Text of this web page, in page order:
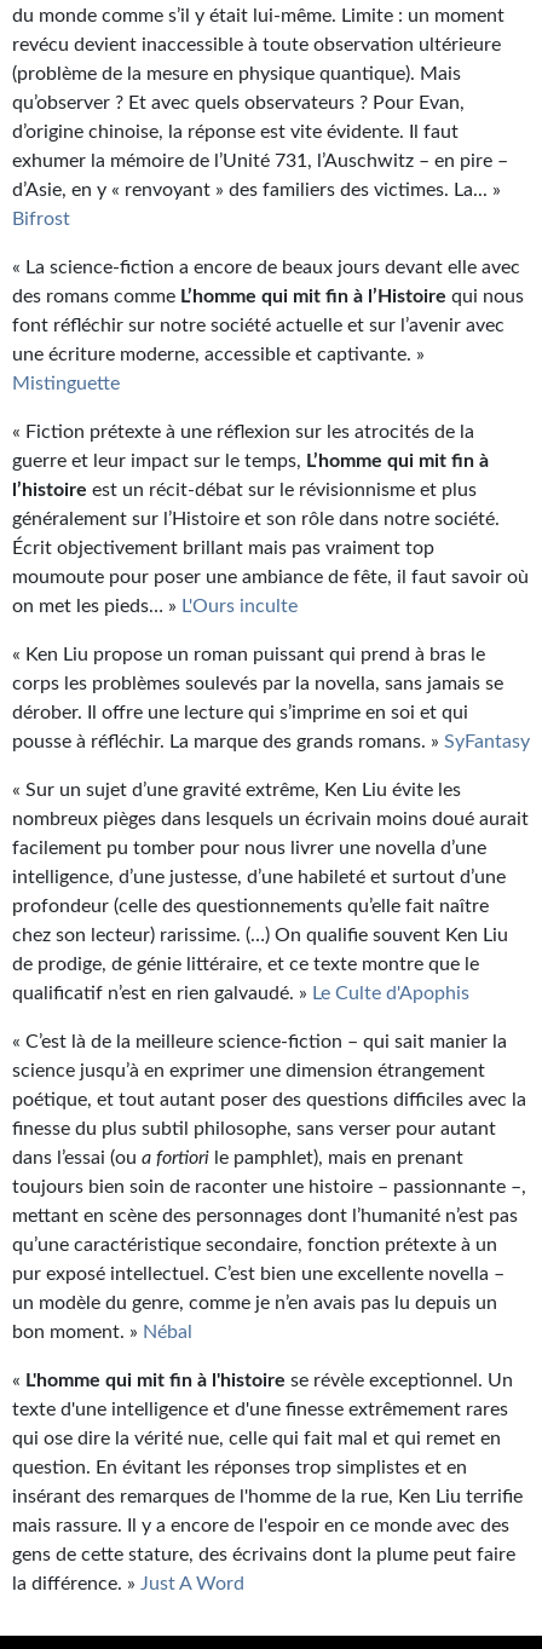
du monde comme s’il y était lui-même. Limite : un moment
revécu devient inaccessible à toute observation ultérieure
(problème de la mesure en physique quantique). Mais
qu’observer ? Et avec quels observateurs ? Pour Evan,
d’origine chinoise, la réponse est vite évidente. Il faut
exhumer la mémoire de l’Unité 731, l’Auschwitz – en pire –
d’Asie, en y « renvoyant » des familiers des victimes. La... »
Bifrost
« La science-fiction a encore de beaux jours devant elle avec
des romans comme L’homme qui mit fin à l’Histoire qui nous
font réfléchir sur notre société actuelle et sur l’avenir avec
une écriture moderne, accessible et captivante. »
Mistinguette
« Fiction prétexte à une réflexion sur les atrocités de la
guerre et leur impact sur le temps, L’homme qui mit fin à
l’histoire est un récit-débat sur le révisionnisme et plus
généralement sur l’Histoire et son rôle dans notre société.
Écrit objectivement brillant mais pas vraiment top
moumoute pour poser une ambiance de fête, il faut savoir où
on met les pieds… » L'Ours inculte
« Ken Liu propose un roman puissant qui prend à bras le
corps les problèmes soulevés par la novella, sans jamais se
dérober. Il offre une lecture qui s’imprime en soi et qui
pousse à réfléchir. La marque des grands romans. » SyFantasy
« Sur un sujet d’une gravité extrême, Ken Liu évite les
nombreux pièges dans lesquels un écrivain moins doué aurait
facilement pu tomber pour nous livrer une novella d’une
intelligence, d’une justesse, d’une habileté et surtout d’une
profondeur (celle des questionnements qu’elle fait naître
chez son lecteur) rarissime. (…) On qualifie souvent Ken Liu
de prodige, de génie littéraire, et ce texte montre que le
qualificatif n’est en rien galvaudé. » Le Culte d'Apophis
« C’est là de la meilleure science-fiction – qui sait manier la
science jusqu’à en exprimer une dimension étrangement
poétique, et tout autant poser des questions difficiles avec la
finesse du plus subtil philosophe, sans verser pour autant
dans l’essai (ou a fortiori le pamphlet), mais en prenant
toujours bien soin de raconter une histoire – passionnante –,
mettant en scène des personnages dont l’humanité n’est pas
qu’une caractéristique secondaire, fonction prétexte à un
pur exposé intellectuel. C’est bien une excellente novella –
un modèle du genre, comme je n’en avais pas lu depuis un
bon moment. » Nébal
« L'homme qui mit fin à l'histoire se révèle exceptionnel. Un
texte d'une intelligence et d'une finesse extrêmement rares
qui ose dire la vérité nue, celle qui fait mal et qui remet en
question. En évitant les réponses trop simplistes et en
insérant des remarques de l'homme de la rue, Ken Liu terrifie
mais rassure. Il y a encore de l'espoir en ce monde avec des
gens de cette stature, des écrivains dont la plume peut faire
la différence. » Just A Word